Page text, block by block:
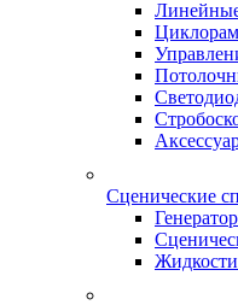
Сценические